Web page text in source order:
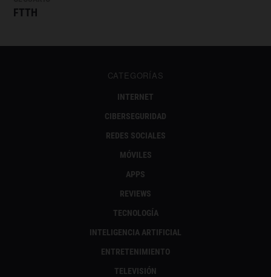
FTTH
CATEGORÍAS
INTERNET
CIBERSEGURIDAD
REDES SOCIALES
MÓVILES
APPS
REVIEWS
TECNOLOGÍA
INTELIGENCIA ARTIFICIAL
ENTRETENIMIENTO
TELEVISIÓN